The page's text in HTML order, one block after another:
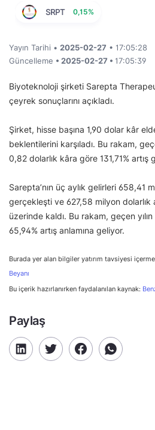
SRPT 0,15%
Yayın Tarihi • 2025-02-27 • 17:05:28
Güncelleme • 2025-02-27 • 17:05:39
Biyoteknoloji şirketi Sarepta
çeyrek sonuçlarını açıkladı.
Şirket, hisse başına 1,90 dolar kâr
beklentilerini karşıladı. Bu rakam,
0,82 dolarlık kâra göre 131,71% artış
Sarepta’nın üç aylık gelirleri 658,41
gerçekleşti ve 627,58 milyon dolarlık
üzerinde kaldı. Bu rakam, geçen
65,94% artış anlamına geliyor.
Burada yer alan bilgiler yatırım tavsiyesi
Beyanı
Bu içerik hazırlanırken faydalanılan kaynak:
Paylaş